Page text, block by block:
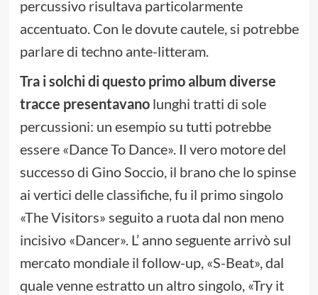
percussivo risultava particolarmente
accentuato. Con le dovute cautele, si potrebbe
parlare di techno ante-litteram.
Tra i solchi di questo primo album diverse
tracce presentavanolunghi tratti di sole
percussioni: un esempio su tutti potrebbe
essere «Dance To Dance». Il vero motore del
successo di Gino Soccio, il brano che lo spinse
ai vertici delle classifiche, fu il primo singolo
«The Visitors» seguito a ruota dal non meno
incisivo «Dancer». L’ anno seguente arrivò sul
mercato mondiale il follow-up, «S-Beat», dal
quale venne estratto un altro singolo, «Try it